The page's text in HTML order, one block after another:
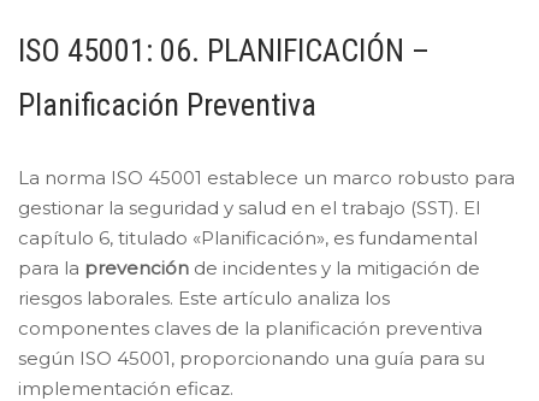
ISO 45001: 06. PLANIFICACIÓN –
Planificación Preventiva
La norma ISO 45001 establece un marco robusto para
gestionar la seguridad y salud en el trabajo (SST). El
capítulo 6, titulado «Planificación», es fundamental
para la prevención de incidentes y la mitigación de
riesgos laborales. Este artículo analiza los
componentes claves de la planificación preventiva
según ISO 45001, proporcionando una guía para su
implementación eficaz.